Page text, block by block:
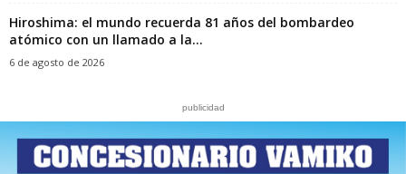
Hiroshima: el mundo recuerda 81 años del bombardeo
atómico con un llamado a la...
6 de agosto de 2026
publicidad